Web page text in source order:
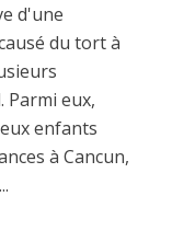
d'une
du tort à
Parmi eux,
enfants
à Cancun,